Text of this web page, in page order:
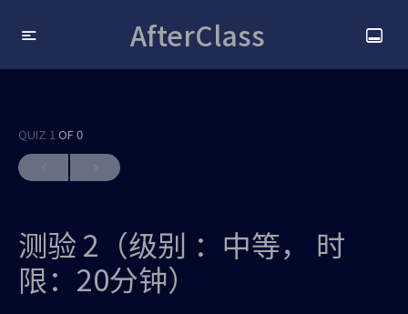
AfterClass
QUIZ 1OF 0
测验 2（级别 ：中等， 时
限：20分钟）